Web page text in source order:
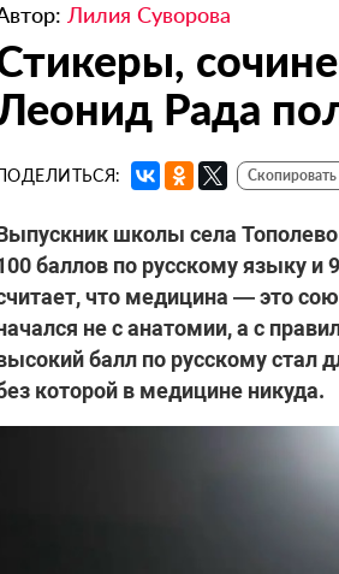
Лилия Суворова
Рада
школы села
баллов по русскому языку и
что медицина — это
не с анатомии, а с
балл по русскому стал
которой в медицине никуда.